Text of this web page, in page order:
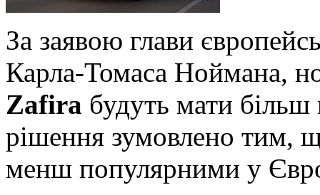
За заявою глави
Карла-Томаса Ноймана,
Zafira будуть мати
рішення зумовлено тим,
менш популярними у